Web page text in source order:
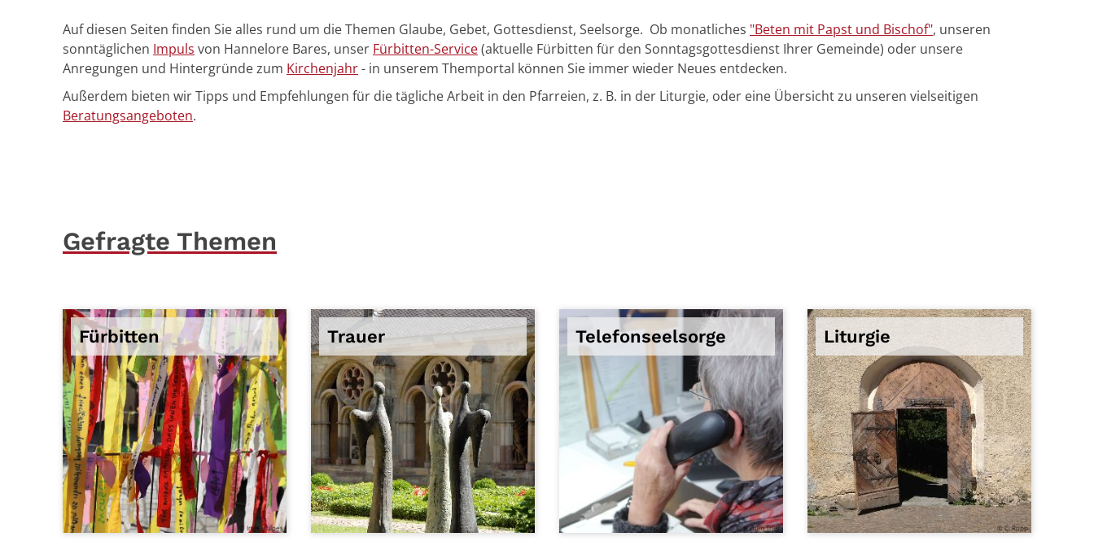
Auf diesen Seiten finden Sie alles rund um die Themen Glaube, Gebet, Gottesdienst, Seelsorge. Ob monatliches "Beten mit Papst und Bischof", unseren
sonntäglichen Impuls von Hannelore Bares, unser Fürbitten-Service(aktuelle Fürbitten für den Sonntagsgottesdienst Ihrer Gemeinde) oder unsere
Anregungen und Hintergründe zum Kirchenjahr- in unserem Themportal können Sie immer wieder Neues entdecken.
Außerdem bieten wir Tipps und Empfehlungen für die tägliche Arbeit in den Pfarreien, z. B. in der Liturgie, oder eine Übersicht zu unseren vielseitigen
Beratungsangeboten.
Gefragte Themen
Fürbitten
© Inge Hülpes
Trauer
© Rita Heyen
Telefonseelsorge
© Bistum Trier
Liturgie
© C. Rupp